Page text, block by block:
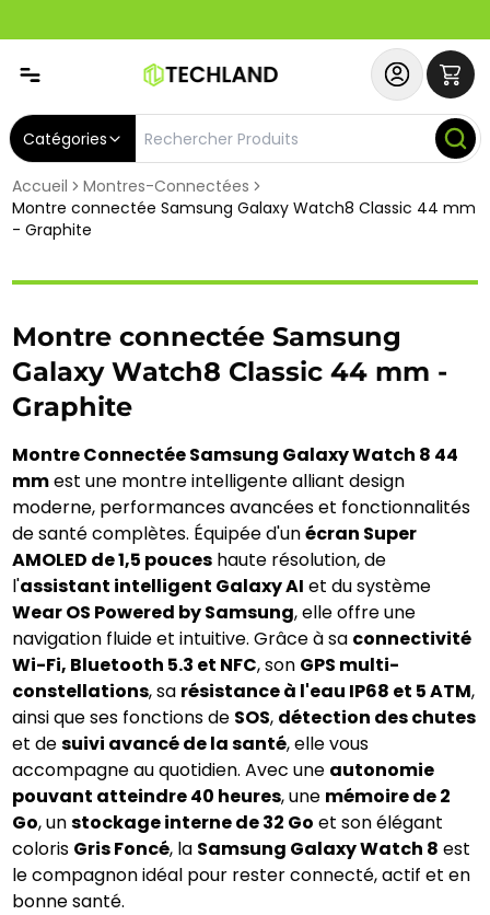
Catégories
Accueil
Montres-Connectées
Montre connectée Samsung Galaxy Watch8 Classic 44 mm
- Graphite
Montre connectée Samsung
Galaxy Watch8 Classic 44 mm -
Graphite
Montre Connectée Samsung Galaxy Watch 8 44
mm est une montre intelligente alliant design
moderne, performances avancées et fonctionnalités
de santé complètes. Équipée d'un écran Super
AMOLED de 1,5 pouces haute résolution, de
l'assistant intelligent Galaxy AI
Wear OS Powered by Samsung, elle offre une
navigation fluide et intuitive. Grâce à sa connectivité
Wi-Fi, Bluetooth 5.3 et NFC, son GPS multi-
constellations, sa résistance à l'eau IP68 et 5 ATM,
ainsi que ses fonctions de SOS, détection des chutes
et de suivi avancé de la santé, elle vous
accompagne au quotidien. Avec une autonomie
pouvant atteindre 40 heures, une mémoire de 2
Go, un stockage interne de 32 Go et son élégant
coloris Gris Foncé, la Samsung Galaxy Watch 8 est
le compagnon idéal pour rester connecté, actif et en
bonne santé.